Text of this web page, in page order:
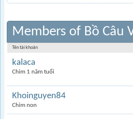
Members of Bồ Câu
Tên tài khoản
kalaca
Chim 1 năm tuổi
Khoinguyen84
Chim non